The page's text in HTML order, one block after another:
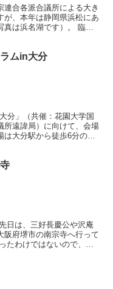
合各派合議所による大き
が、本年は静岡県浜松にあ
真は浜名湖です）。 臨済
ムin大分
分」（共催：花園大学国
所遠諱局）に向けて、会場
は大分駅から徒歩6分のと
日は、三好長慶公や沢庵
阪府堺市の南宗寺へ行って
たわけではないので、内